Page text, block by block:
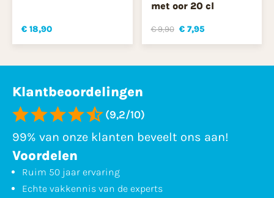
€ 18,90
met oor 20 cl
€ 9,90 € 7,95
Klantbeoordelingen
(9,2/10)
99% van onze klanten beveelt ons aan!
Voordelen
Ruim 50 jaar ervaring
Echte vakkennis van de experts